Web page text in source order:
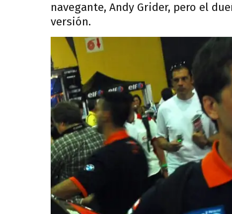
navegante, Andy Grider, pero el
versión.